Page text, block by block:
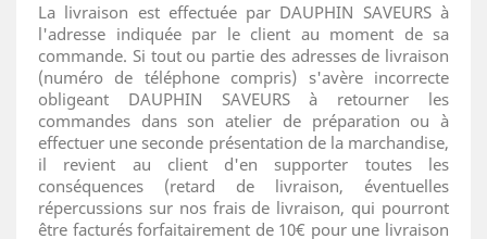
La livraison est effectuée par DAUPHIN SAVEURS à
l'adresse indiquée par le client au moment de sa
commande. Si tout ou partie des adresses de livraison
(numéro de téléphone compris) s'avère incorrecte
obligeant DAUPHIN SAVEURS à retourner les
commandes dans son atelier de préparation ou à
effectuer une seconde présentation de la marchandise,
il revient au client d'en supporter toutes les
conséquences (retard de livraison, éventuelles
répercussions sur nos frais de livraison, qui pourront
être facturés forfaitairement de 10€ pour une livraison